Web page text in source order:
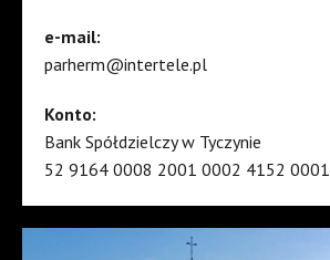
e-mail:
parherm@intertele.pl
Konto:
Bank Spółdzielczy w Tyczynie
52 9164 0008 2001 0002 4152 0001